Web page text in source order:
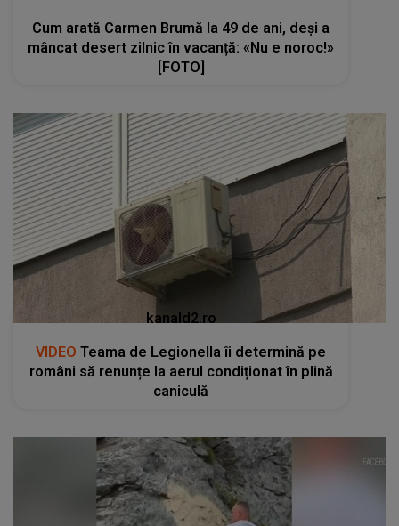
Cum arată Carmen Brumă la 49 de ani, deși a
mâncat desert zilnic în vacanță: «Nu e noroc!»
[FOTO]
kanald2.ro
VIDEO Teama de Legionella îi determină pe
români să renunțe la aerul condiționat în plină
caniculă